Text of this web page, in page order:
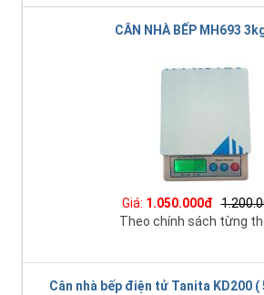
CÂN NHÀ BẾP MH693
Giá: 1.050.000đ
Theo chính sách từng
Cân nhà bếp điện tử Tanita KD200